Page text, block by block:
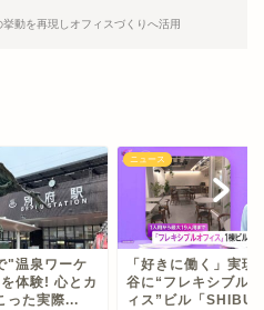
動を再現しオフィスづくりへ活用
"温泉ワーケ
体験! 心とカ
った実際...
ニュース
「好きに働く」実
谷に“フレキシブル
ィス”ビル「